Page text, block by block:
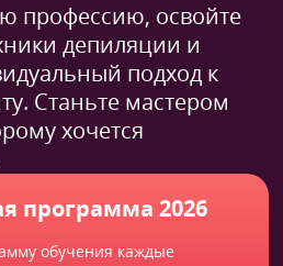
профессию, освойте
депиляции и
подход к
Станьте мастером
хочется
программа 2026
обучения каждые